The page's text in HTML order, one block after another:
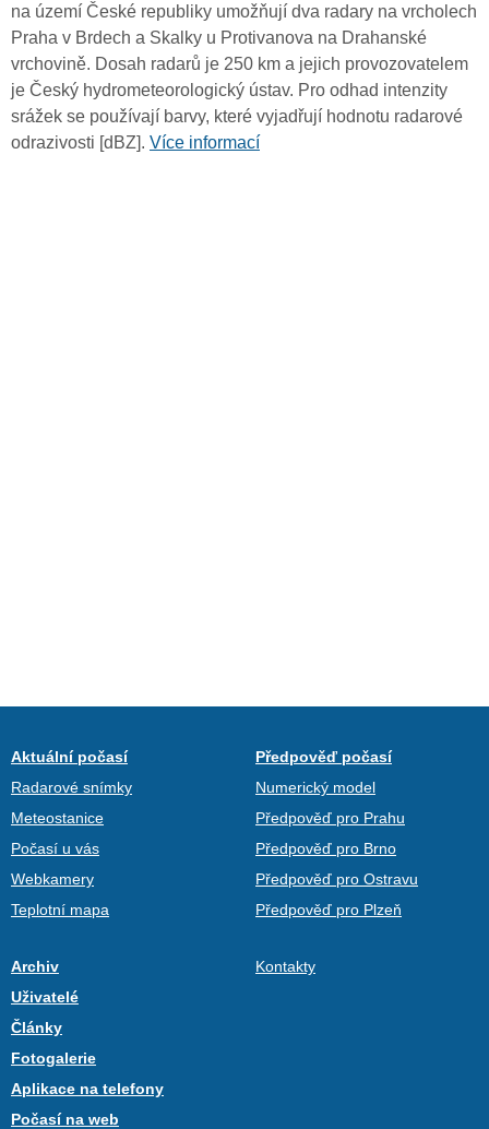
na území České republiky umožňují dva radary na vrcholech
Praha v Brdech a Skalky u Protivanova na Drahanské
vrchovině. Dosah radarů je 250 km a jejich provozovatelem
je Český hydrometeorologický ústav. Pro odhad intenzity
srážek se používají barvy, které vyjadřují hodnotu radarové
odrazivosti [dBZ]. Více informací
Aktuální počasí
Radarové snímky
Meteostanice
Počasí u vás
Webkamery
Teplotní mapa
Předpověď počasí
Numerický model
Předpověď pro Prahu
Předpověď pro Brno
Předpověď pro Ostravu
Předpověď pro Plzeň
Archiv
Uživatelé
Články
Fotogalerie
Aplikace na telefony
Počasí na web
Kontakty